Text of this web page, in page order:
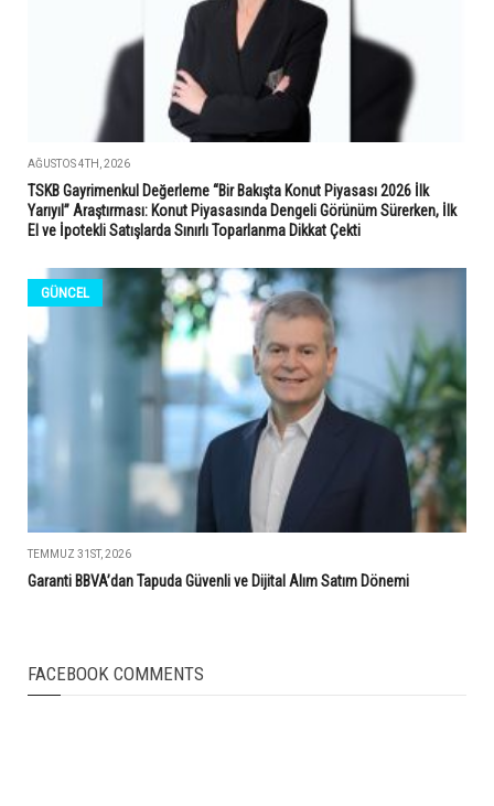
AĞUSTOS 4TH, 2026
TSKB Gayrimenkul Değerleme “Bir Bakışta Konut Piyasası 2026 İlk
Yarıyıl” Araştırması: Konut Piyasasında Dengeli Görünüm Sürerken, İlk
El ve İpotekli Satışlarda Sınırlı Toparlanma Dikkat Çekti
GÜNCEL
TEMMUZ 31ST, 2026
Garanti BBVA’dan Tapuda Güvenli ve Dijital Alım Satım Dönemi
FACEBOOK COMMENTS